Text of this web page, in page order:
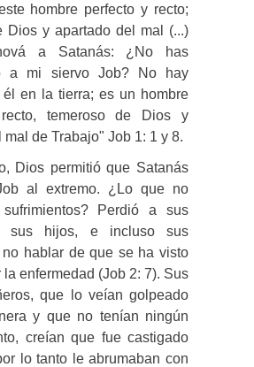
hombre perfecto y recto;
Dios y apartado del mal (...)
a Satanás: ¿No has
a mi siervo Job? No hay
él en la tierra; es un hombre
temeroso de Dios y
mal de Trabajo" Job 1: 1 y 8.
Dios permitió que Satanás
al extremo. ¿Lo que no
Perdió a sus
sus hijos, e incluso sus
hablar de que se ha visto
la enfermedad (Job 2: 7). Sus
que lo veían golpeado
y que no tenían ningún
creían que fue castigado
lo tanto le abrumaban con